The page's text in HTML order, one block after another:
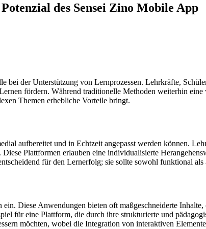
des Sensei Zino Mobile App
bei der Unterstützung von Lernprozessen. Lehrkräfte,
fördern. Während traditionelle Methoden weiterhin
Themen erhebliche Vorteile bringt.
aufbereitet und in Echtzeit angepasst werden können.
Plattformen erlauben eine individualisierte
für den Lernerfolg; sie sollte sowohl funktional als
Diese Anwendungen bieten oft maßgeschneiderte
für eine Plattform, die durch ihre strukturierte und
möchten, wobei die Integration von interaktiven